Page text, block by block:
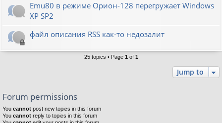
Emu80 в режиме Орион-128 перегружает Windows
XP SP2
файл описания RSS как-то недозалит
25 topics • Page 1 of 1
Jump to
Forum permissions
You cannot post new topics in this forum
You cannot reply to topics in this forum